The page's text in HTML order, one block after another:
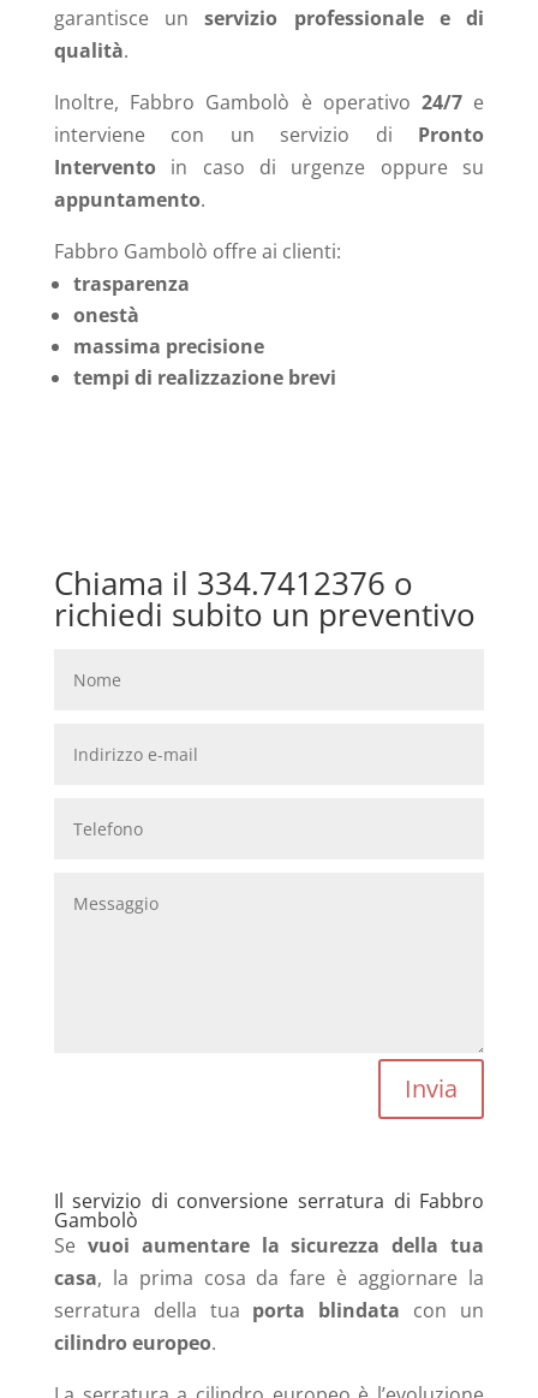
garantisce unservizio professionale e di
qualità.
Inoltre, Fabbro Gambolò è operativo 24/7e
interviene con un servizio di Pronto
Interventoin caso di urgenze oppure su
appuntamento.
Fabbro Gambolò offre ai clienti:
trasparenza
onestà
massima precisione
tempi di realizzazione brevi
Chiama il 334.7412376 o
richiedi subito un preventivo
Invia
Il servizio di conversione serratura di Fabbro
Gambolò
Se vuoi aumentare la sicurezza della tua
casa, la prima cosa da fare è aggiornare la
serratura della tua porta blindata con un
cilindro europeo.